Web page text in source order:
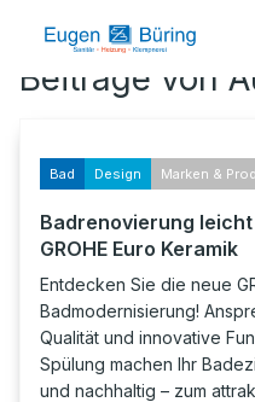
Beiträge von
Bad Design Marken &
Badrenovierung
GROHE Euro Keramik
Entdecken Sie die neue
Badmodernisierung!
Qualität und innovative
Spülung machen Ihr
und nachhaltig – zum